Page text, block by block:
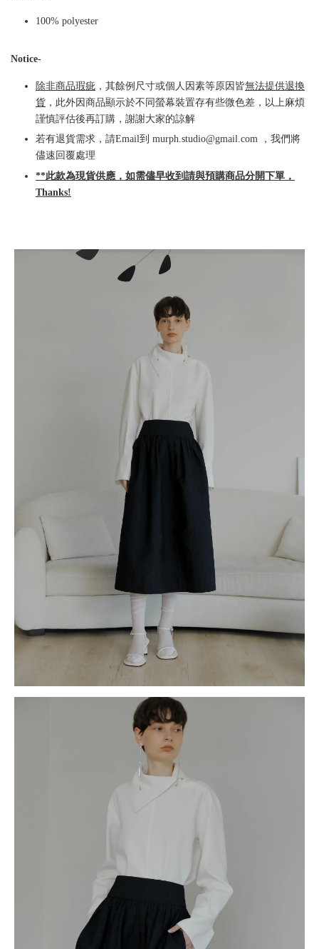
100% polyester
Notice-
除非商品瑕疵 ，其餘例尺寸或個人因素等原因皆無法提供退換
貨 ，此外因商品顯示於不同螢幕裝置存有些微色差，以上麻煩
謹慎評估後再訂購，謝謝大家的諒解
若有退貨需求，請Email到 murph.studio@gmail.com ，我們將
儘速回覆處理
**此款為現貨供應，如需儘早收到請與預購商品分開下單，
Thanks!